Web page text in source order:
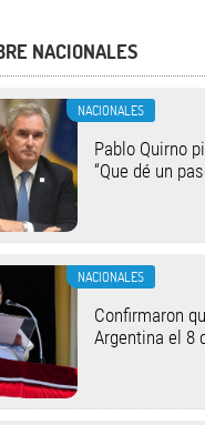
NACIONALES
NACIONALES
Pablo Quirno
“Que dé un
NACIONALES
Confirmaron
Argentina el 8